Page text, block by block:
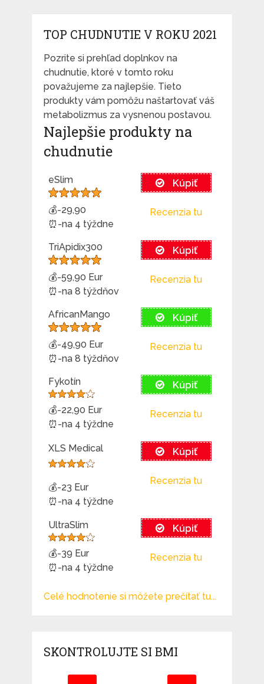
TOP CHUDNUTIE V ROKU 2021
Pozrite si prehľad doplnkov na
chudnutie, ktoré v tomto roku
považujeme za najlepšie. Tieto
produkty vám pomôžu naštartovať váš
metabolizmus za vysnenou postavou.
Najlepšie produkty na
chudnutie
eSlim
💰-29,90
⏰-na 4 týždne
Kúpiť
Recenzia tu
TriApidix300
💰-59,90 Eur
⏰-na 8 týždňov
Kúpiť
Recenzia tu
AfricanMango
💰-49,90 Eur
⏰-na 8 týždňov
Kúpiť
Recenzia tu
Fykotín
💰-22,90 Eur
⏰-na 4 týždne
Kúpiť
Recenzia tu
XLS Medical
💰-23 Eur
⏰-na 4 týždne
Kúpiť
Recenzia tu
UltraSlim
💰-39 Eur
⏰-na 4 týždne
Kúpiť
Recenzia tu
Celé hodnotenie si môžete prečítať tu...
SKONTROLUJTE SI BMI